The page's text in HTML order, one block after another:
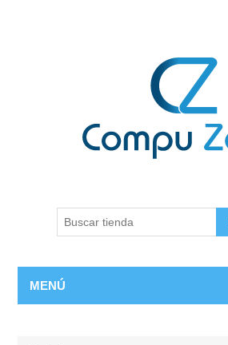
MENÚ